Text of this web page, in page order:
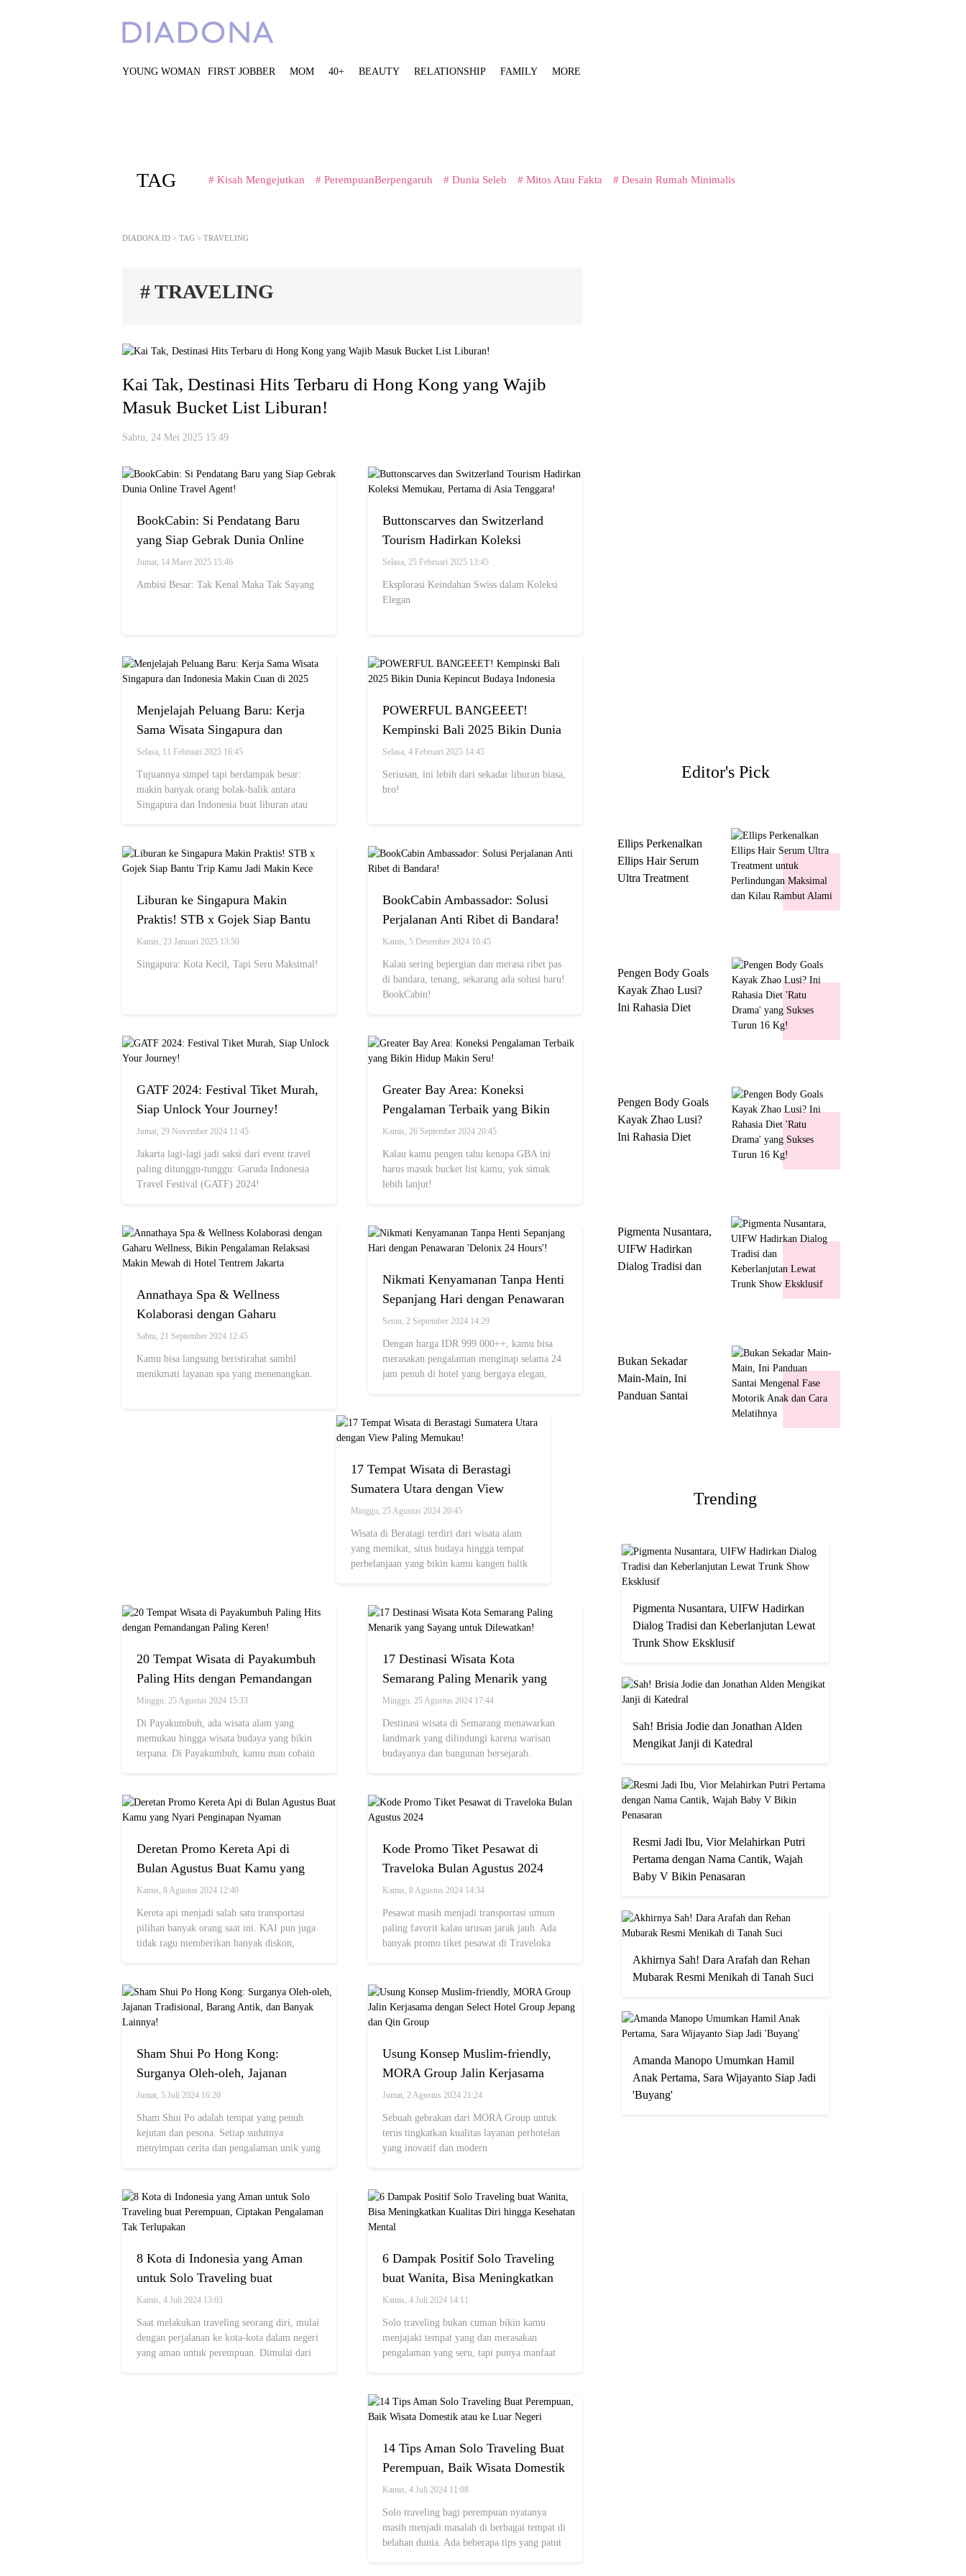
YOUNG WOMAN FIRST JOBBER MOM 40+ BEAUTY RELATIONSHIP FAMILY MORE
TAG # Kisah Mengejutkan # PerempuanBerpengaruh # Dunia Seleb # Mitos Atau Fakta # Desain Rumah Minimalis
DIADONA.ID > TAG > TRAVELING
# TRAVELING
Kai Tak, Destinasi Hits Terbaru di Hong Kong yang Wajib
Masuk Bucket List Liburan!
Sabtu, 24 Mei 2025 15:49
BookCabin: Si Pendatang Baru
yang Siap Gebrak Dunia Online
Travel Agent!
Jumat, 14 Maret 2025 15:46
Ambisi Besar: Tak Kenal Maka Tak Sayang
Buttonscarves dan Switzerland
Tourism Hadirkan Koleksi
Memukau, Pertama di Asia
Tenggara!
Selasa, 25 Februari 2025 13:45
Eksplorasi Keindahan Swiss dalam Koleksi
Elegan
Menjelajah Peluang Baru: Kerja
Sama Wisata Singapura dan
Indonesia Makin Cuan di 2025
Selasa, 11 Februari 2025 16:45
Tujuannya simpel tapi berdampak besar:
makin banyak orang bolak-balik antara
Singapura dan Indonesia buat liburan atau
POWERFUL BANGEEET!
Kempinski Bali 2025 Bikin Dunia
Kepincut Budaya Indonesia
Selasa, 4 Februari 2025 14:45
Seriusan, ini lebih dari sekadar liburan biasa,
bro!
Liburan ke Singapura Makin
Praktis! STB x Gojek Siap Bantu
Trip Kamu Jadi Makin Kece
Kamis, 23 Januari 2025 13:50
Singapura: Kota Kecil, Tapi Seru Maksimal!
BookCabin Ambassador: Solusi
Perjalanan Anti Ribet di Bandara!
Kamis, 5 Desember 2024 10:45
Kalau sering bepergian dan merasa ribet pas
di bandara, tenang, sekarang ada solusi baru!
BookCabin!
GATF 2024: Festival Tiket Murah,
Siap Unlock Your Journey!
Jumat, 29 November 2024 11:45
Jakarta lagi-lagi jadi saksi dari event travel
paling ditunggu-tunggu: Garuda Indonesia
Travel Festival (GATF) 2024!
Greater Bay Area: Koneksi
Pengalaman Terbaik yang Bikin
Hidup Makin Seru!
Kamis, 26 September 2024 20:45
Kalau kamu pengen tahu kenapa GBA ini
harus masuk bucket list kamu, yuk simak
lebih lanjut!
Annathaya Spa & Wellness
Kolaborasi dengan Gaharu
Wellness, Bikin Pengalaman
Relaksasi Makin Mewah di Hotel
Tentrem Jakarta
Sabtu, 21 September 2024 12:45
Kamu bisa langsung beristirahat sambil
menikmati layanan spa yang menenangkan.
Nikmati Kenyamanan Tanpa Henti
Sepanjang Hari dengan Penawaran
'Delonix 24 Hours'!
Senin, 2 September 2024 14:29
Dengan harga IDR 999.000++, kamu bisa
merasakan pengalaman menginap selama 24
jam penuh di hotel yang bergaya elegan,
17 Tempat Wisata di Berastagi
Sumatera Utara dengan View
Paling Memukau!
Minggu, 25 Agustus 2024 20:45
Wisata di Beratagi terdiri dari wisata alam
yang memikat, situs budaya hingga tempat
perbelanjaan yang bikin kamu kangen balik
17 Destinasi Wisata Kota
Semarang Paling Menarik yang
Sayang untuk Dilewatkan!
Minggu, 25 Agustus 2024 17:44
Destinasi wisata di Semarang menawarkan
landmark yang dilindungi karena warisan
budayanya dan bangunan bersejarah.
20 Tempat Wisata di Payakumbuh
Paling Hits dengan Pemandangan
Paling Keren!
Minggu, 25 Agustus 2024 15:33
Di Payakumbuh, ada wisata alam yang
memukau hingga wisata budaya yang bikin
terpana. Di Payakumbuh, kamu mau cobain
Kode Promo Tiket Pesawat di
Traveloka Bulan Agustus 2024
Kamis, 8 Agustus 2024 14:34
Pesawat masih menjadi transportasi umum
paling favorit kalau urusan jarak jauh. Ada
banyak promo tiket pesawat di Traveloka
Deretan Promo Kereta Api di
Bulan Agustus Buat Kamu yang
Nyari Penginapan Nyaman
Kamis, 8 Agustus 2024 12:40
Kereta api menjadi salah satu transportasi
pilihan banyak orang saat ini. KAI pun juga
tidak ragu memberikan banyak diskon,
Usung Konsep Muslim-friendly,
MORA Group Jalin Kerjasama
dengan Select Hotel Group Jepang
dan Qin Group
Jumat, 2 Agustus 2024 21:24
Sebuah gebrakan dari MORA Group untuk
terus tingkatkan kualitas layanan perhotelan
yang inovatif dan modern
Sham Shui Po Hong Kong:
Surganya Oleh-oleh, Jajanan
Tradisional, Barang Antik, dan
Banyak Lainnya!
Jumat, 5 Juli 2024 16:20
Sham Shui Po adalah tempat yang penuh
kejutan dan pesona. Setiap sudutnya
menyimpan cerita dan pengalaman unik yang
6 Dampak Positif Solo Traveling
buat Wanita, Bisa Meningkatkan
Kualitas Diri hingga Kesehatan
Mental
Kamis, 4 Juli 2024 14:11
Solo traveling bukan cuman bikin kamu
menjajaki tempat yang dan merasakan
pengalaman yang seru, tapi punya manfaat
8 Kota di Indonesia yang Aman
untuk Solo Traveling buat
Perempuan, Ciptakan Pengalaman
Tak Terlupakan
Kamis, 4 Juli 2024 13:03
Saat melakukan traveling seorang diri, mulai
dengan perjalanan ke kota-kota dalam negeri
yang aman untuk perempuan. Dimulai dari
14 Tips Aman Solo Traveling Buat
Perempuan, Baik Wisata Domestik
atau ke Luar Negeri
Kamis, 4 Juli 2024 11:08
Solo traveling bagi perempuan nyatanya
masih menjadi masalah di berbagai tempat di
belahan dunia. Ada beberapa tips yang patut
Editor's Pick
Ellips Perkenalkan
Ellips Hair Serum
Ultra Treatment
Pengen Body Goals
Kayak Zhao Lusi?
Ini Rahasia Diet
Pengen Body Goals
Kayak Zhao Lusi?
Ini Rahasia Diet
Pigmenta Nusantara,
UIFW Hadirkan
Dialog Tradisi dan
Bukan Sekadar
Main-Main, Ini
Panduan Santai
Trending
Pigmenta Nusantara, UIFW Hadirkan
Dialog Tradisi dan Keberlanjutan Lewat
Trunk Show Eksklusif
Sah! Brisia Jodie dan Jonathan Alden
Mengikat Janji di Katedral
Resmi Jadi Ibu, Vior Melahirkan Putri
Pertama dengan Nama Cantik, Wajah
Baby V Bikin Penasaran
Akhirnya Sah! Dara Arafah dan Rehan
Mubarak Resmi Menikah di Tanah Suci
Amanda Manopo Umumkan Hamil
Anak Pertama, Sara Wijayanto Siap Jadi
'Buyang'